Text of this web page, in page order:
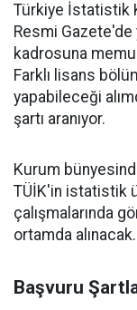
Türkiye İstatistik
Resmi Gazete'de
kadrosuna
Farklı lisans
yapabileceği
şartı aranıyor.
Kurum
TÜİK'in istatistik
çalışmalarında
ortamda alınacak.
Başvuru